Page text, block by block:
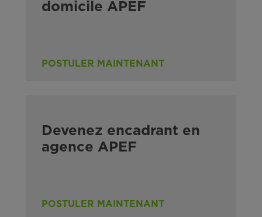
domicile APEF
POSTULER MAINTENANT
Devenez encadrant en
agence APEF
POSTULER MAINTENANT